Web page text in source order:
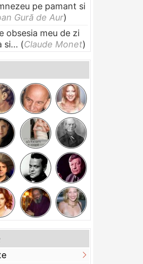
pe pamant si
Gură de Aur)
obsesia meu de zi
si... (Claude Monet)